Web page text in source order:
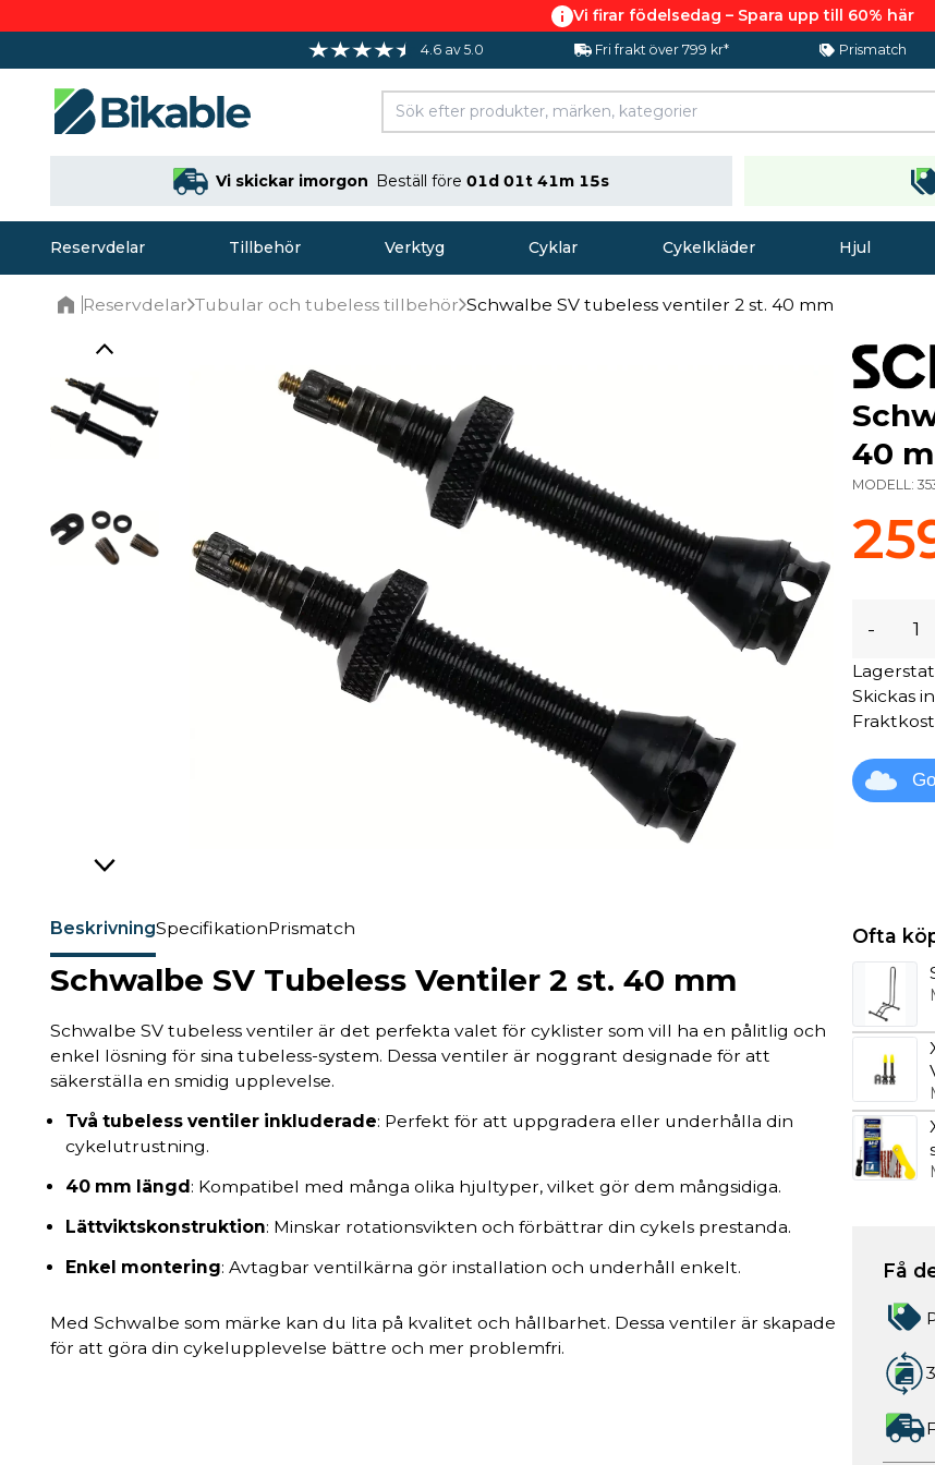
Vi firar födelsedag – Spara upp till 60% här
4.6 av 5.0 Fri frakt över 799 kr* Prismatch
Vi skickar imorgon Beställ före01d 01t 41m 14s
Reservdelar Tillbehör Verktyg Cyklar Cykelkläder Hjul
Reservdelar Tubular och tubeless tillbehör Schwalbe SV tubeless ventiler 2 st. 40 mm
BeskrivningSpecifikationPrismatch
Schwalbe SV Tubeless Ventiler 2 st. 40 mm
Schwalbe SV tubeless ventiler är det perfekta valet för cyklister som vill ha en pålitlig och
enkel lösning för sina tubeless-system. Dessa ventiler är noggrant designade för att
säkerställa en smidig upplevelse.
Två tubeless ventiler inkluderade: Perfekt för att uppgradera eller underhålla din
cykelutrustning.
40 mm längd: Kompatibel med många olika hjultyper, vilket gör dem mångsidiga.
Lättviktskonstruktion: Minskar rotationsvikten och förbättrar din cykels prestanda.
Enkel montering: Avtagbar ventilkärna gör installation och underhåll enkelt.
Med Schwalbe som märke kan du lita på kvalitet och hållbarhet. Dessa ventiler är skapade
för att göra din cykelupplevelse bättre och mer problemfri.
40
MODELL:
-
Skickas
Ofta
Få